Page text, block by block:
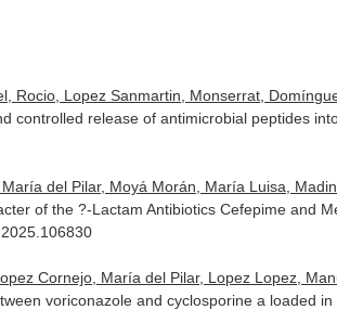
Rocio, Lopez Sanmartin, Monserrat,
controlled release of antimicrobial peptides
del Pilar, Moyá Morán, María Luisa,
of the ?-Lactam Antibiotics Cefepime and
Cornejo, María del Pilar, Lopez Lopez,
voriconazole and cyclosporine a loaded in